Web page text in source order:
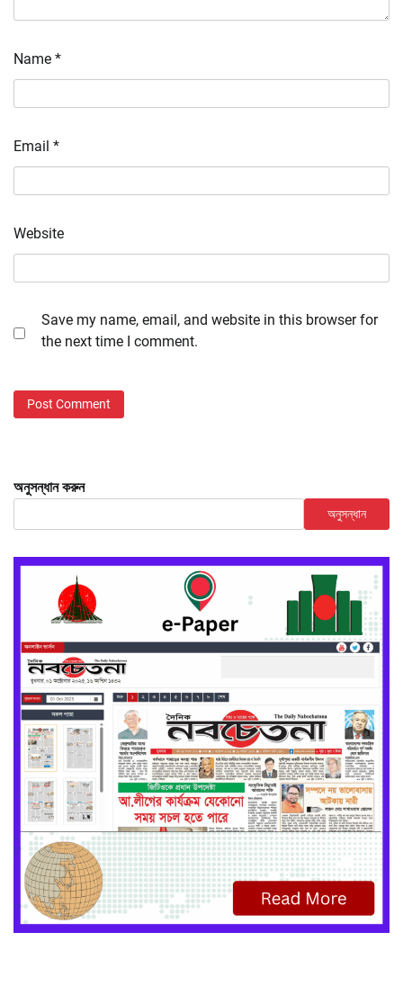
Name *
Email *
Website
Save my name, email, and website in this browser for
the next time I comment.
অনুসন্ধান করুন
অনুসন্ধান